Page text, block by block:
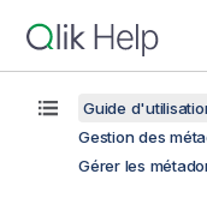
Guide
Gestion des
Gérer les